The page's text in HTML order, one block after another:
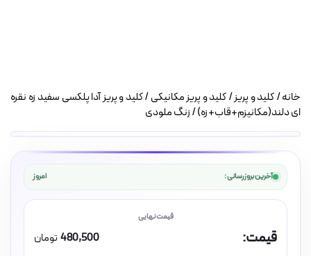
خانه/کلید و پریز/کلید و پریز مکانیکی/ کلید و پریز آدا پلکسی سفید زه نقره
ای دلند(مکانیزم+قاب+زه) / زنگ ملودی
آخرین بروزرسانی : امروز
قیمت: تومان